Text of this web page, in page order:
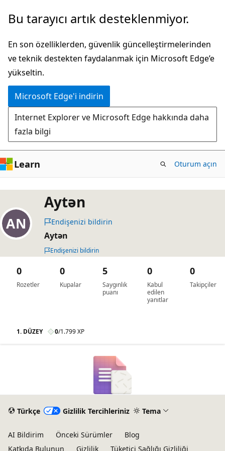
Ana
atla
Bu tarayıcı artık desteklenmiyor.
En son özelliklerden, güvenlik güncelleştirmelerinden
ve teknik destekten faydalanmak için Microsoft Edge’e
yükseltin.
Microsoft Edge'i indirin
Internet Explorer ve Microsoft Edge hakkında daha
fazla bilgi
Learn Oturum açın
Aytən
Endişenizi bildirin
Aytən
Endişenizi bildirin
Rozetler
0
Kupalar
0
Saygınlık
puanı
5
Kabul
edilen
yanıtlar
0
Takipçiler
0
1. DÜZEY 0/1.799 XP
Türkçe Gizlilik Tercihleriniz Tema
AI Bildirim Önceki Sürümler
Blog
Katkıda Bulunun
Gizlilik Tüketici Sağlığı Gizliliği